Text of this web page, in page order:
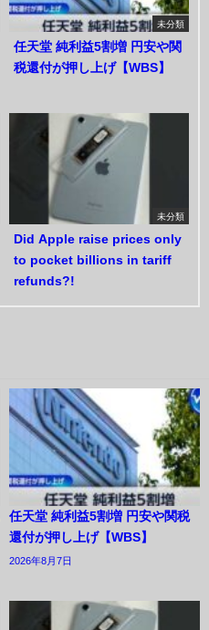
未分類
任天堂 純利益5割増 円安や関
税還付が押し上げ【WBS】
未分類
Did Apple raise prices only
to pocket billions in tariff
refunds?!
任天堂 純利益5割増 円安や関税
還付が押し上げ【WBS】
2026年8月7日